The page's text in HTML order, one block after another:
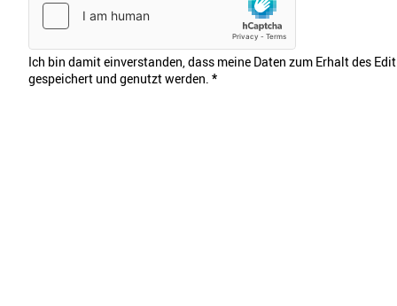
Ich bin damit einverstanden, dass meine Daten zum Erhalt des
gespeichert und genutzt werden. *